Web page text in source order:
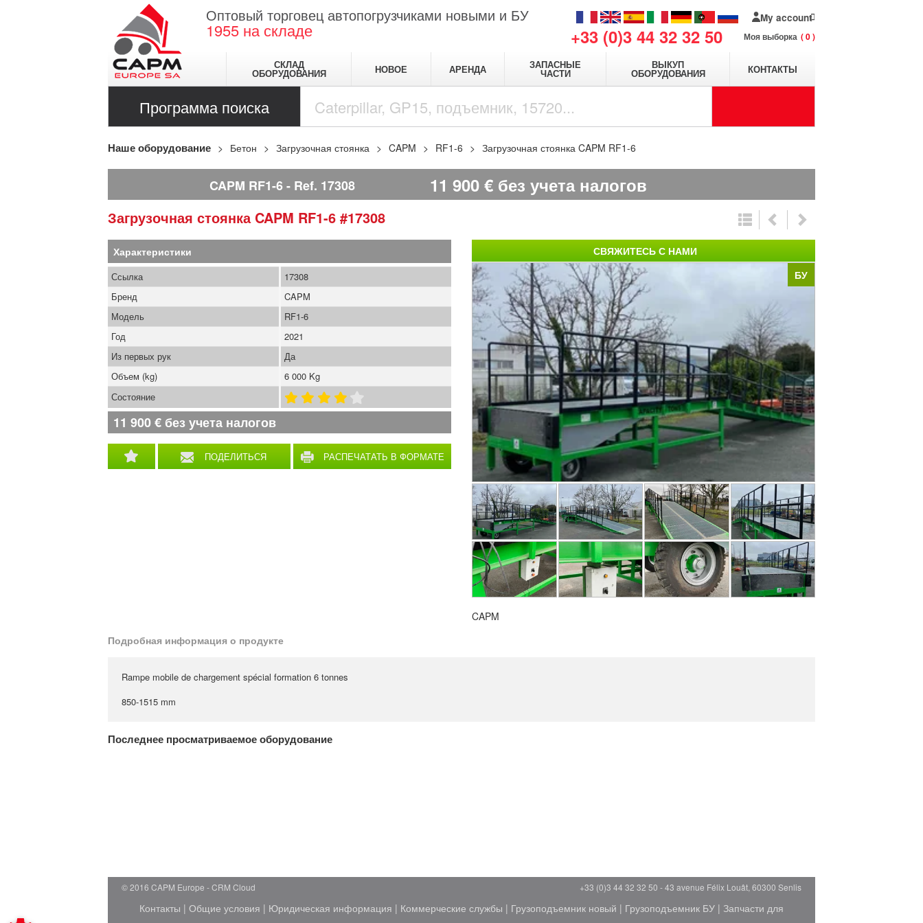
Оптовый торговец автопогрузчиками новыми и БУ
1955 на складе +33 (0)3 44 32 32 50
My account
Моя выборка 0
СКЛАД
ОБОРУДОВАНИЯ НОВОЕ АРЕНДА ЗАПАСНЫЕ
ЧАСТИ
ВЫКУП
ОБОРУДОВАНИЯ КОНТАКТЫ
Программа поиска
Наше оборудование Бетон Загрузочная стоянка CAPM RF1-6 Загрузочная стоянка CAPM RF1-6
CAPM RF1-6 Ref. 17308 11 900 € без учета налогов
Загрузочная стоянка CAPM RF1-6 #17308
БУ
CAPM
Характеристики
ПОДЕЛИТЬСЯ
РАСПЕЧАТАТЬ В ФОРМАТЕ
Ссылка
17308
Бренд
CAPM
Модель
RF1-6
Год
2021
Из первых рук
Да
Объем (kg)
6 000 Kg
Состояние
11 900€ без учета налогов
Подробная информация о продукте
Rampe mobile de chargement spécial formation 6 tonnes
850-1515 mm
СВЯЖИТЕСЬ С НАМИ
Последнее просматриваемое оборудование
© 2016 CAPM Europe CRM Cloud +33 (0)3 44 32 32 50 - 43 avenue Félix Louât, 60300 Senlis
Контакты | Общие условия | Юридическая информация | Коммерческие службы | Грузоподъемник новый | Грузоподъемник БУ | Запчасти для